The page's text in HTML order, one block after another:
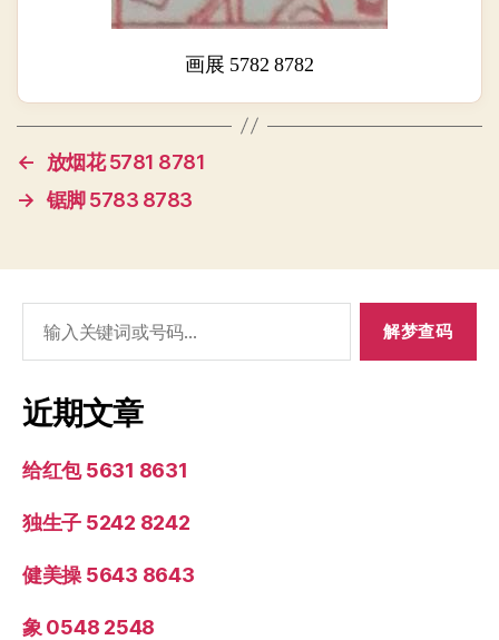
画展 5782 8782
←
放烟花 5781 8781
→ 锯脚 5783 8783
索：
近期文章
给红包 5631 8631
独生子 5242 8242
健美操 5643 8643
象 0548 2548